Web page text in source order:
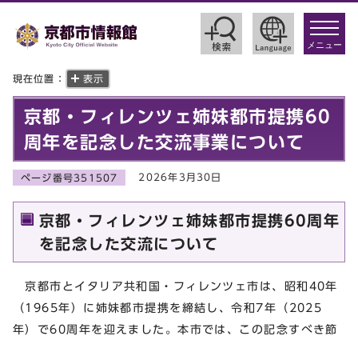
toggle
メニュー
現在位置： 表示
京都・フィレンツェ姉妹都市提携60
周年を記念した交流事業について
ページ番号351507 2026年3月30日
京都・フィレンツェ姉妹都市提携60周年
を記念した交流について
京都市とイタリア共和国・フィレンツェ市は、昭和40年
（1965年）に姉妹都市提携を締結し、令和7年（2025
年）で60周年を迎えました。本市では、この記念すべき節